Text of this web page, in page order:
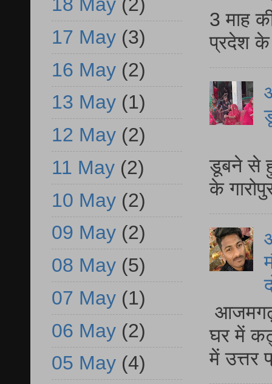
3 माह
प्रदेश
डूबने से
के
घर में
में
17 May (3)
16 May (2)
13 May (1)
12 May (2)
11 May (2)
10 May (2)
09 May (2)
08 May (5)
07 May (1)
06 May (2)
05 May (4)